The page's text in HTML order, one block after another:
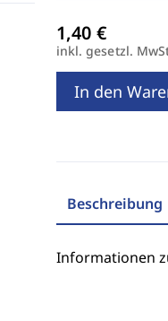
inkl. gesetzl.
In den
Beschreibung
Informationen